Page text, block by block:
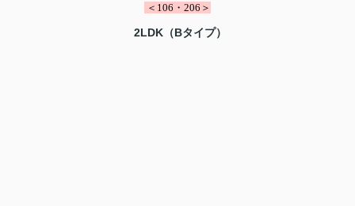
＜106・206＞
2LDK（Bタイプ）